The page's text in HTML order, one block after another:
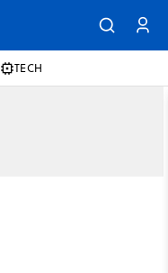
TECH